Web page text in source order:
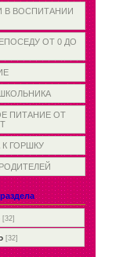
В ВОСПИТАНИИ
ОТ 0 ДО
ПИТАНИЕ ОТ
К ГОРШКУ
[32]
[32]